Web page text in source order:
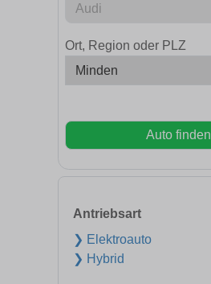
Ort, Region oder PLZ
Auto finden
Antriebsart
❯ Elektroauto
❯ Hybrid